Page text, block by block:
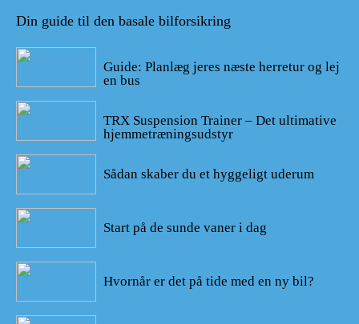
Din guide til den basale bilforsikring
Guide: Planlæg jeres næste herretur og lej
en bus
TRX Suspension Trainer – Det ultimative
hjemmetræningsudstyr
Sådan skaber du et hyggeligt uderum
Start på de sunde vaner i dag
Hvornår er det på tide med en ny bil?